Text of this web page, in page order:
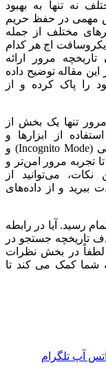
نه تنها به بهبود
مهمی در حفظ حریم
مختلف از جمله
اج هر کدام
مرور ارائه
مقاله توضیح داده
را پاک کرده و از
تنها یک بخش از
از ابزارها و
تنظیمات امنیتی اضافی، مانند مرور خصوصی (Incognito Mode) و
تجربه مرور امن‌تر و
می‌توانید از
ببرید و از داده‌های
رسید. آیا در رابطه
تاریخچه جستجو در
لطفاً در بخش نظرات
شما کمک می کند تا
آپ تلگرام